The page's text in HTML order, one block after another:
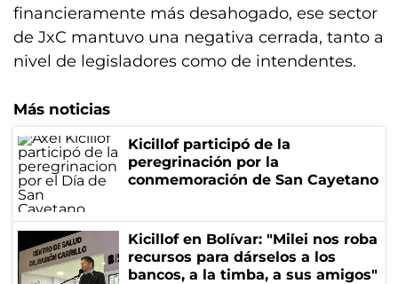
financieramente más desahogado, ese sector
de JxC mantuvo una negativa cerrada, tanto a
nivel de legisladores como de intendentes.
Más noticias
Kicillof participó de la
peregrinación por la
conmemoración de San Cayetano
Kicillof en Bolívar: "Milei nos roba
recursos para dárselos a los
bancos, a la timba, a sus amigos"